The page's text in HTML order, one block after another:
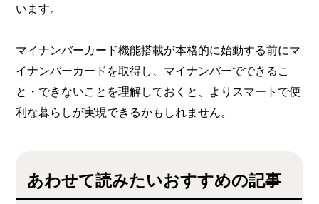
います。
マイナンバーカード機能搭載が本格的に始動する前にマ
イナンバーカードを取得し、マイナンバーでできるこ
と・できないことを理解しておくと、よりスマートで便
利な暮らしが実現できるかもしれません。
あわせて読みたいおすすめの記事